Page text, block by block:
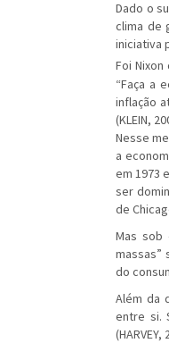
Dado o
clima de
iniciativa
Foi
“Faça a
inflação
(KLEIN,
Nesse
a
em 1973
ser
de
Mas sob
massas”
do
Além da
entre si.
(HARVEY,